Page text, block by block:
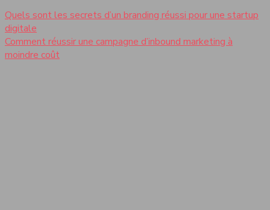
Quels sont les secrets d’un branding réussi pour une startup
digitale
Comment réussir une campagne d’inbound marketing à
moindre coût